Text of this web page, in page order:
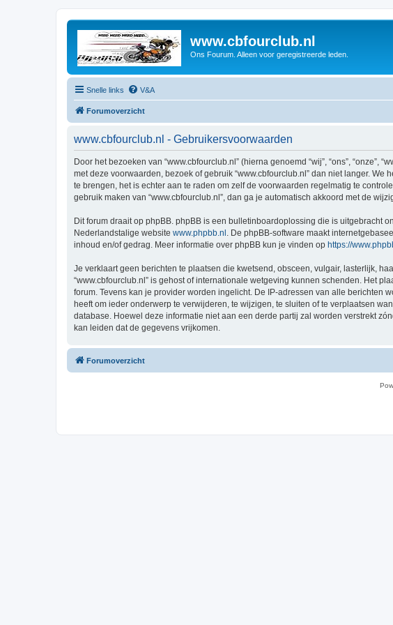
www.cbfourclub.nl
Ons Fourum. Alleen voor geregistreerde leden.
Snelle links V&A
Forumoverzicht
www.cbfourclub.nl - Gebruikersvoorwaarden
Door het bezoeken van “www.cbfourclub.nl” (hierna genoemd “wij”, “ons”,
met deze voorwaarden, bezoek of gebruik “www.cbfourclub.nl” dan niet langer.
te brengen, het is echter aan te raden om zelf de voorwaarden regelmatig te
gebruik maken van “www.cbfourclub.nl”, dan ga je automatisch akkoord met de
Dit forum draait op phpBB. phpBB is een bulletinboardoplossing die is uitgebracht
Nederlandstalige website www.phpbb.nl . De phpBB-software maakt
inhoud en/of gedrag. Meer informatie over phpBB kun je vinden op https://
Je verklaart geen berichten te plaatsen die kwetsend, obsceen, vulgair, lasterlijk,
“www.cbfourclub.nl” is gehost of internationale wetgeving kunnen schenden. Het
forum. Tevens kan je provider worden ingelicht. De IP-adressen van alle berichten
heeft om ieder onderwerp te verwijderen, te wijzigen, te sluiten of te verplaatsen
database. Hoewel deze informatie niet aan een derde partij zal worden verstrekt
kan leiden dat de gegevens vrijkomen.
Forumoverzicht